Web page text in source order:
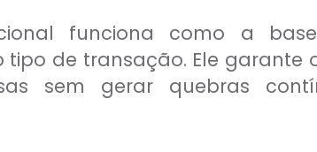
funciona como a
tipo de transação. Ele
sem gerar quebras